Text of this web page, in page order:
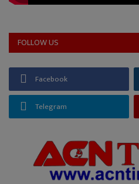
FOLLOW US
Facebook
Telegram